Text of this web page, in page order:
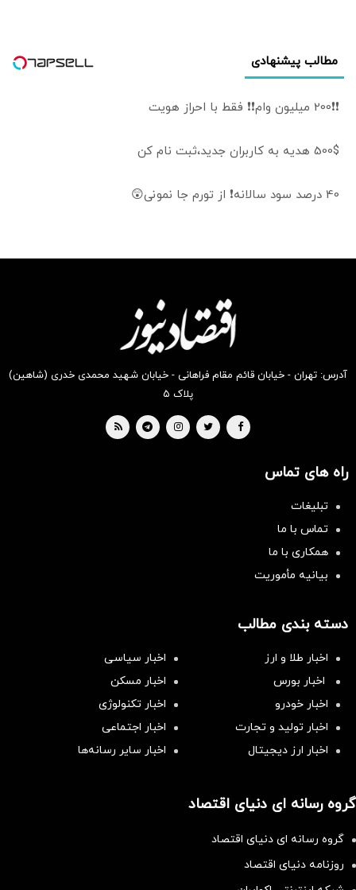
مطالب پیشنهادی
❗❗200 میلیون وام❗❗ فقط با احراز هویت
500$ هدیه به کاربران جدید،ثبت نام کن
40 درصد سود سالانه❗ از تورم جا نمونی😲
آدرس: تهران - خیابان قائم مقام فراهانی - خیابان شهید محمدی خدری (شاهین)
پلاک ۵
راه های تماس
تبلیغات
تماس با ما
همکاری با ما
بیانیه مأموریت
دسته بندی مطالب
اخبار طلا و ارز
اخبار سیاسی
اخبار بورس
اخبار مسکن
اخبار خودرو
اخبار تکنولوژی
اخبار تولید و تجارت
اخبار اجتماعی
اخبار ارز دیجیتال
اخبار سایر رسانه‌‌ها
گروه رسانه ای دنیای اقتصاد
گروه رسانه ای دنیای اقتصاد
روزنامه دنیای اقتصاد